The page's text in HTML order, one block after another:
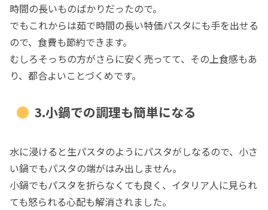
時間の長いものばかりだったので。
でもこれからは茹で時間の長い特価パスタにも手を出せる
ので、食費も節約できます。
むしろそっちの方がさらに安く売ってて、その上食感もあ
り、都合よいことづくめです。
3.小鍋での調理も簡単になる
水に浸けると生パスタのようにパスタがしなるので、小さ
い鍋でもパスタの端がはみ出しません。
小鍋でもパスタを折らなくても良く、イタリア人に見られ
ても怒られる心配も解消されました。